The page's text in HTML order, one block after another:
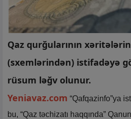
Qaz qurğularının
(sxemlərindən) istifadəyə
rüsum ləğv olunur.
Yeniavaz.com “Qafqazinfo”ya
bu, “Qaz təchizatı haqqında”